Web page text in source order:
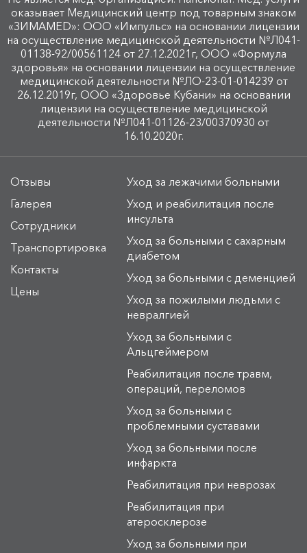
оказывает Медицинский центр под товарным знаком
«ЗИМАMED»: ООО «Импульс» на основании лицензии
на осуществление медицинской деятельности №Л041-
01138-92/00561124 от 27.12.2021г, ООО «Формула
здоровья» на основании лицензии на осуществление
медицинской деятельности №ЛО-23-01-014239 от
26.12.2019г, ООО «Здоровье Кубани» на основании
лицензии на осуществление медицинской
деятельности №Л041-01126-23/00370930 от
16.10.2020г.
Отзывы
Галерея
Сотрудники
Транспортировка
Контакты
Цены
Уход за лежачими больными
Уход и реабилитация после
инсульта
Уход за больными с сахарным
диабетом
Уход за больными с деменцией
Уход за пожилыми людьми с
невралгией
Уход за больными с
Альцгеймером
Реабилитация после травм,
операций, переломов
Уход за больными с
проблемными суставами
Уход за больными после
инфаркта
Реабилитация при неврозах
Реабилитация при
атеросклерозе
Уход за больными при